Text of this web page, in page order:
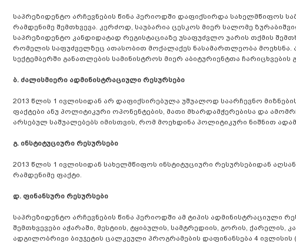
საპრეზიდენტო არჩევნების წინა პერიოდში დაფიქსირდა სახელმწიფოს
რამდენიმე შემთხვევა. კერძოდ, საუბარია ცესკოს მიერ სალომე
საპრეზიდენტო კანდიდატად რეგისტაციაზე უსაფუძვლო უარის თქმის
რომელის საფუძველზეც ათასობით მოქალაქეს ნასამართლეობა მოეხსნა.
სექტემბერში განათლების სამინისტროს მიერ აბიტურიენტთა ჩარიცხვების
ბ. ძალისმიერი ადმინისტრაციული რესურსები
2013 წლის 1 ივლისიდან არ დაფიქსირებულა უშუალოდ საარჩევნო
ფაქტები ანუ პოლიტიკური ოპონენტების, მათი მხარდამჭერებისა და
არსებულ საშუალებებს იმისთვის, რომ მოეხდინა პოლიტიკური ნიშნით
გ. ინსტიტუციური რესურსები
2013 წლის 1 ივლისიდან სახელმწიფოს ინსტიტუციური რესურსებიდან
რამდენიმე ფაქტი.
დ. ფინანსური რესურსები
საპრეზიდენტო არჩევნების წინა პერიოდში ამ ტიპის ადმინისტრაციული
შემთხვევები აჭარაში, მესტიის, ტყიბულის, სამტრედიის, გორის,
ადგილობრივი ბიუჯეტის ცალკეული პროგრამების დაფინანსება 4